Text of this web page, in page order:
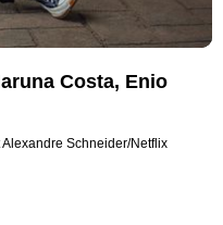
Costa, Enio
Schneider/Netflix